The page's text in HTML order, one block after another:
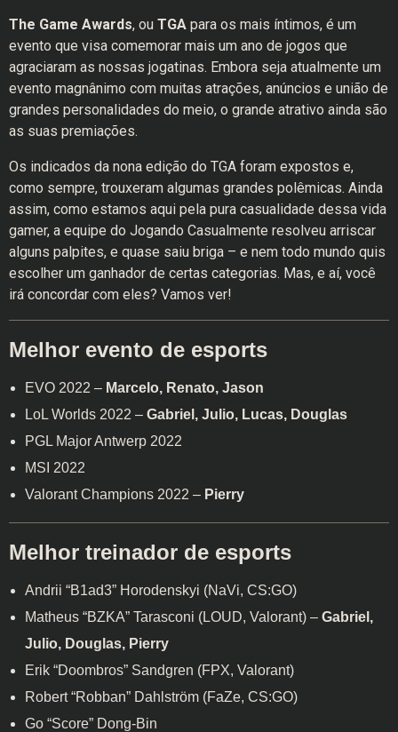
The Game Awards, ou TGA para os mais íntimos, é um
evento que visa comemorar mais um ano de jogos que
agraciaram as nossas jogatinas. Embora seja atualmente um
evento magnânimo com muitas atrações, anúncios e união de
grandes personalidades do meio, o grande atrativo ainda são
as suas premiações.
Os indicados da nona edição do TGA foram expostos e,
como sempre, trouxeram algumas grandes polêmicas. Ainda
assim, como estamos aqui pela pura casualidade dessa vida
gamer, a equipe do Jogando Casualmente resolveu arriscar
alguns palpites, e quase saiu briga – e nem todo mundo quis
escolher um ganhador de certas categorias. Mas, e aí, você
irá concordar com eles? Vamos ver!
Melhor evento de esports
EVO 2022 – Marcelo, Renato, Jason
LoL Worlds 2022 – Gabriel, Julio, Lucas, Douglas
PGL Major Antwerp 2022
MSI 2022
Valorant Champions 2022 – Pierry
Melhor treinador de esports
Andrii “B1ad3” Horodenskyi (NaVi, CS:GO)
Matheus “BZKA” Tarasconi (LOUD, Valorant) – Gabriel,
Julio, Douglas, Pierry
Erik “Doombros” Sandgren (FPX, Valorant)
Robert “Robban” Dahlström (FaZe, CS:GO)
Go “Score” Dong-Bin